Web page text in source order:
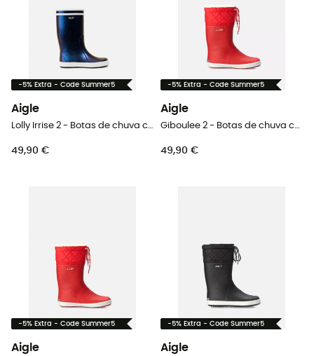
-5% Extra - Code Summer5
Aigle
Lolly Irrise 2 - Botas de chuva criança
49,90 €
-5% Extra - Code Summer5
Aigle
Giboulee 2 - Botas de chuva criança
49,90 €
-5% Extra - Code Summer5
Aigle
-5% Extra - Code Summer5
Aigle